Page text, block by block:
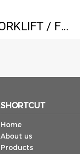
TCM FORKLIFT / FD30Z8 / 3.0 m
SHORTCUT
Home
About us
Products